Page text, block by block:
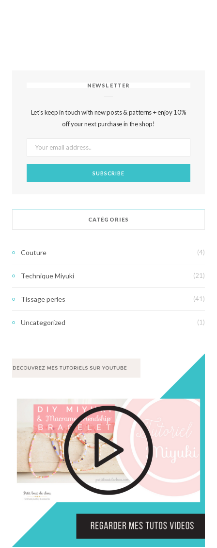
NEWSLETTER
Let's keep in touch with new posts & patterns + enjoy 10%
off your next purchase in the shop!
CATÉGORIES
Couture (4)
Technique Miyuki (21)
Tissage perles (41)
Uncategorized (1)